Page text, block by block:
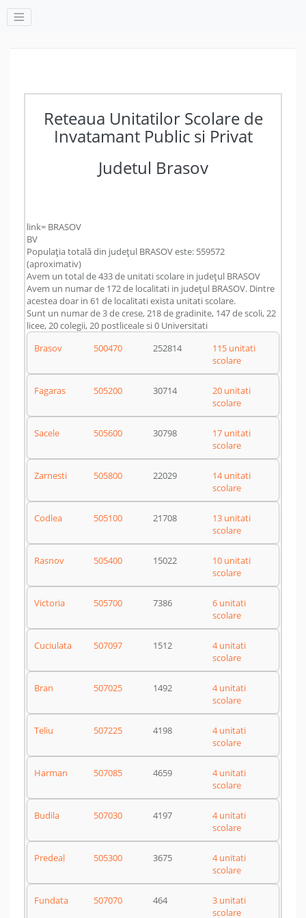
Reteaua Unitatilor Scolare de
Invatamant Public si Privat
Judetul Brasov
link= BRASOV
BV
Populația totală din județul BRASOV este: 559572
(aproximativ)
Avem un total de 433 de unitati scolare in județul BRASOV
Avem un numar de 172 de localitati in județul BRASOV. Dintre
acestea doar in 61 de localitati exista unitati scolare.
Sunt un numar de 3 de crese, 218 de gradinite, 147 de scoli, 22
licee, 20 colegii, 20 postliceale si 0 Universitati
Brasov
500470 252814
115 unitati
scolare
Fagaras 505200 30714
20 unitati
scolare
Sacele 505600 30798
17 unitati
scolare
Zarnesti 505800 22029
14 unitati
scolare
Codlea 505100 21708
13 unitati
scolare
Rasnov 505400 15022
10 unitati
scolare
Victoria 505700 7386
6 unitati
scolare
Cuciulata 507097 1512
4 unitati
scolare
Bran 507025 1492
4 unitati
scolare
Teliu 507225 4198
4 unitati
scolare
Harman 507085 4659
4 unitati
scolare
Budila 507030 4197
4 unitati
scolare
Predeal 505300 3675
4 unitati
scolare
Fundata 507070 464
3 unitati
scolare